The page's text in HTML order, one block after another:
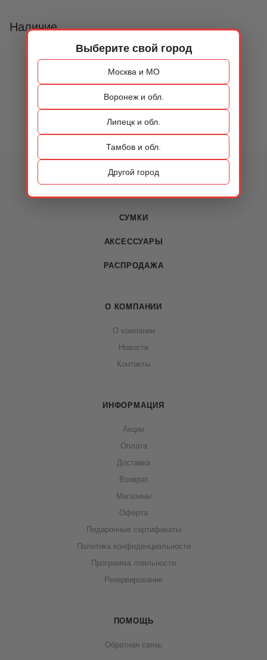
Выберите свой город
Москва и МО
Воронеж и обл.
Липецк и обл.
Тамбов и обл.
Другой город
Наличие
КАТАЛОГ
СУМКИ
АКСЕССУАРЫ
РАСПРОДАЖА
О КОМПАНИИ
О компании
Новости
Контакты
ИНФОРМАЦИЯ
Акции
Оплата
Доставка
Возврат
Магазины
Оферта
Подарочные сертификаты
Политика конфиденциальности
Программа лояльности
Резервирование
ПОМОЩЬ
Обратная связь